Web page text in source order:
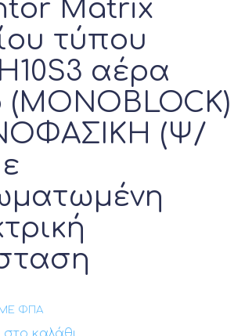
Matrix
τύπου
αέρα
(MONOBLOCK)
(Ψ/
ΦΠΑ